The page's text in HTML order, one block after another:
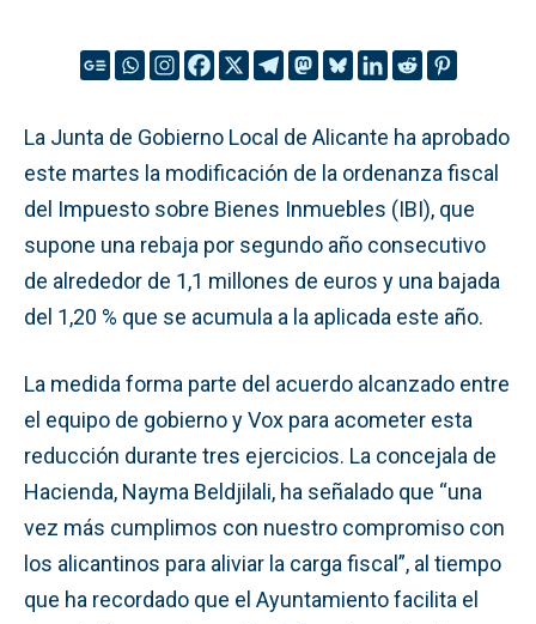
La Junta de Gobierno Local de Alicante ha aprobado
este martes la modificación de la ordenanza fiscal
del Impuesto sobre Bienes Inmuebles (IBI), que
supone una rebaja por segundo año consecutivo
de alrededor de 1,1 millones de euros y una bajada
del 1,20 % que se acumula a la aplicada este año.
La medida forma parte del acuerdo alcanzado entre
el equipo de gobierno y Vox para acometer esta
reducción durante tres ejercicios. La concejala de
Hacienda, Nayma Beldjilali, ha señalado que “una
vez más cumplimos con nuestro compromiso con
los alicantinos para aliviar la carga fiscal”, al tiempo
que ha recordado que el Ayuntamiento facilita el